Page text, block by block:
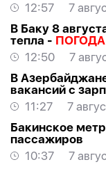
12:57
7
В Баку 8
тепла - ПОГОДА
12:50
7
В
вакансий с
11:27
7
Бакинское
пассажиров
10:37
7